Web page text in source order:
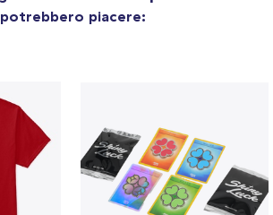
potrebbero piacere: